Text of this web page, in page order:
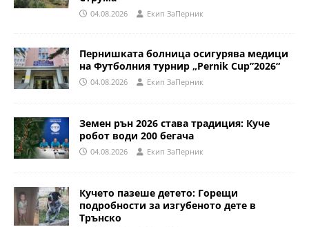
04.08.2026 Eкип ЗаПерник
Пернишката болница осигурява медици
на Футболния турнир „Pernik Cup”2026“
04.08.2026 Eкип ЗаПерник
Земен рън 2026 става традиция: Куче
робот води 200 бегача
04.08.2026 Eкип ЗаПерник
Кучето пазеше детето: Горещи
подробности за изгубеното дете в
Трънско